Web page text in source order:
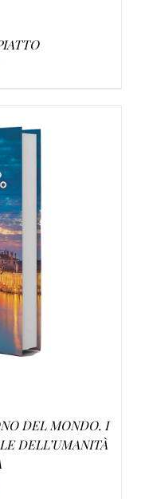
/
DEL MONDO. I
DELL’UMANITÀ